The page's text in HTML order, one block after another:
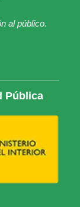
al público.
Pública